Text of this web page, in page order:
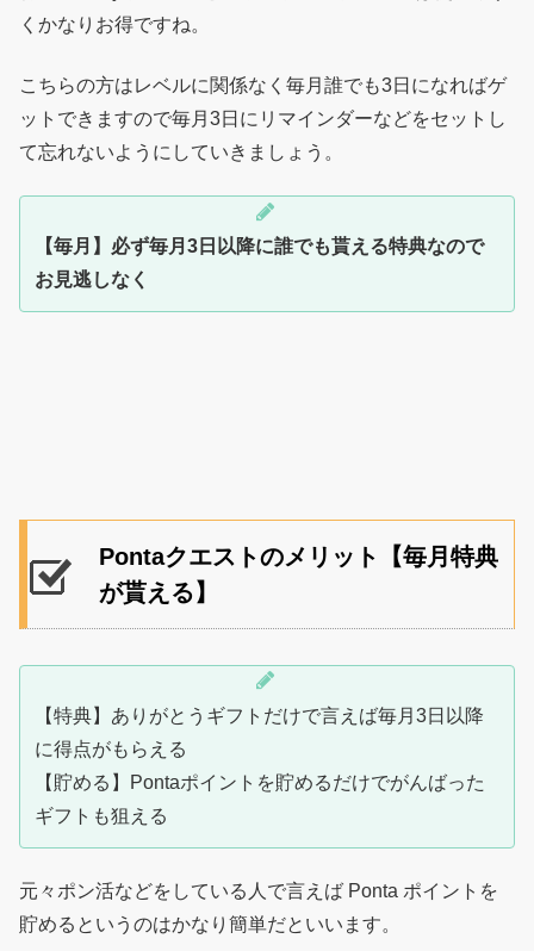
くかなりお得ですね。
こちらの方はレベルに関係なく毎月誰でも3日になればゲ
ットできますので毎月3日にリマインダーなどをセットし
て忘れないようにしていきましょう。
【毎月】必ず毎月3日以降に誰でも貰える特典なので
お見逃しなく
Pontaクエストのメリット【毎月特典
が貰える】
【特典】ありがとうギフトだけで言えば毎月3日以降
に得点がもらえる
【貯める】Pontaポイントを貯めるだけでがんばった
ギフトも狙える
元々ポン活などをしている人で言えば Ponta ポイントを
貯めるというのはかなり簡単だといいます。